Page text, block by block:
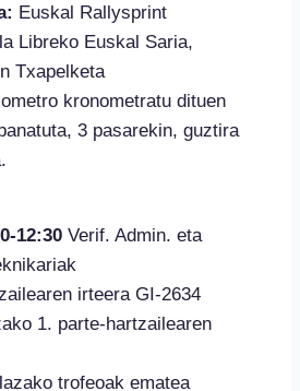
Euskal Rallysprint
Libreko Euskal Saria,
Txapelketa
kronometratu dituen
3 pasarekin, guztira
12:30 Verif. Admin. eta
irteera GI-2634
1. parte-hartzailearen
trofeoak ematea